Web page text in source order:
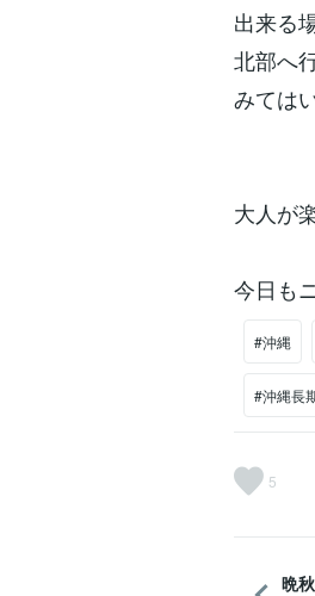
出来る
北部へ
みては
大人が
今日も
#沖縄
#沖縄長
5
晩